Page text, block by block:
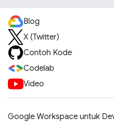
Blog
X (Twitter)
Contoh Kode
Codelab
Video
Google Workspace untuk